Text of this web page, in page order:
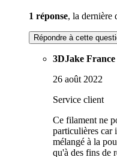
1 réponse, la dernière
Répondre à cette
3DJake France
26 août 2022
Service client
Ce filament ne
particulières car
mélangé à la
qu'à des fins de